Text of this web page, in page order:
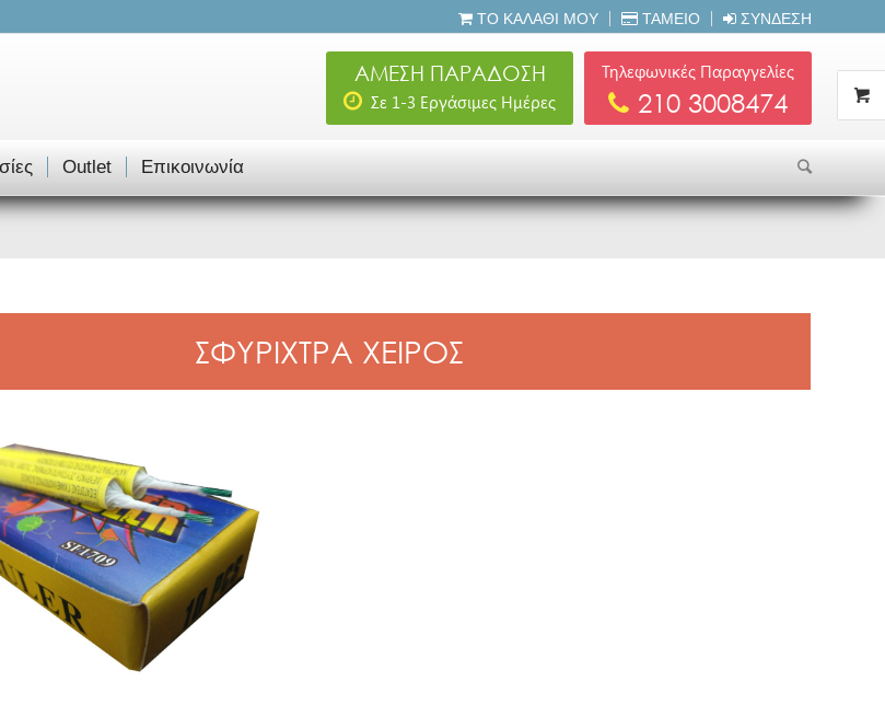
ΤΟ ΚΑΛΆΘΙ ΜΟΥ ΤΑΜΕΊΟ ΣΎΝΔΕΣΗ
Τηλεφωνικές Παραγγελίες
210 3008474
ΑΜΕΣΗ ΠΑΡΑΔΟΣΗ
Σε 1-3 Εργάσιμες Ημέρες
Outlet Επικοινωνία
ΣΦΥΡΙΧΤΡΑ ΧΕΙΡΟΣ